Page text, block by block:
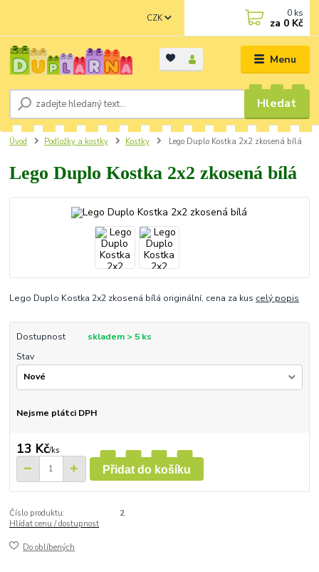
Menu
CZK
Hledat
0 ks
za 0 Kč
Úvod Podložky a kostky Kostky Lego Duplo Kostka 2x2 zkosená bílá
Lego Duplo Kostka 2x2 zkosená bílá
Lego Duplo Kostka 2x2 zkosená bílá originální, cena za kus celý popis
Dostupnost
skladem > 5 ks
Stav
Nejsme plátci DPH
13 Kč/ks
Přidat do košíku
Číslo produktu:
2
Hlídat cenu / dostupnost
Do oblíbených